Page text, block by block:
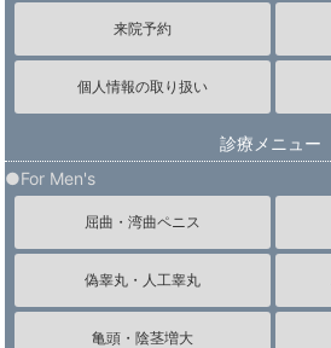
来院予約
個人情報の取り扱い
診療メニュー
●For Men's
屈曲・湾曲ペニス
偽睾丸・人工睾丸
亀頭・陰茎増大